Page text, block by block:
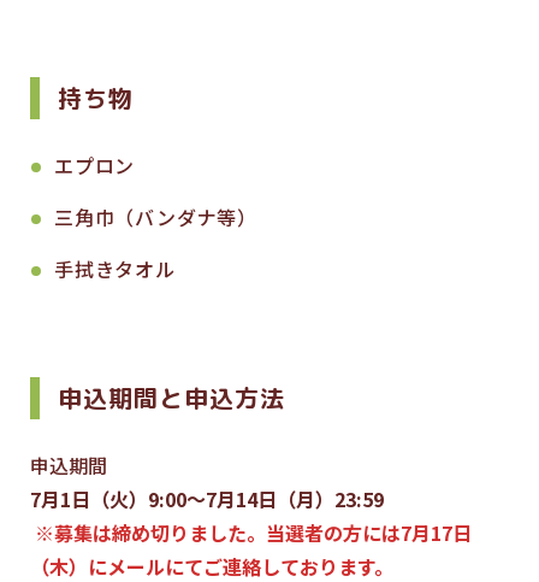
持ち物
エプロン
三角巾（バンダナ等）
手拭きタオル
申込期間と申込方法
申込期間
7月1日（火）9:00～7月14日（月）23:59
※募集は締め切りました。当選者の方には7月17日
（木）にメールにてご連絡しております。